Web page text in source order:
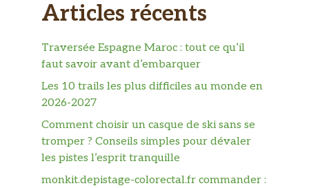
Articles récents
Traversée Espagne Maroc : tout ce qu’il
faut savoir avant d’embarquer
Les 10 trails les plus difficiles au monde en
2026-2027
Comment choisir un casque de ski sans se
tromper ? Conseils simples pour dévaler
les pistes l’esprit tranquille
monkit.depistage-colorectal.fr commander :